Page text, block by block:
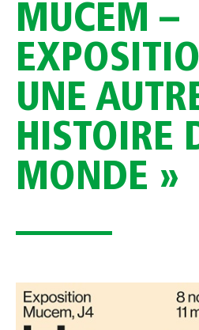
MUCEM –
UNE
HISTOIRE
MONDE »